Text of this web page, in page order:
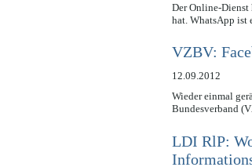
Der Online-Dienst
hat. WhatsApp ist
VZBV:
12.09.2012
Wieder einmal
Bundesverband
LDI RlP: